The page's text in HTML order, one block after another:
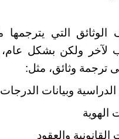
ترجمة وثائق، مثل:
الدراسية وبيانات الدرجات
الهوية
القانونية والعقود